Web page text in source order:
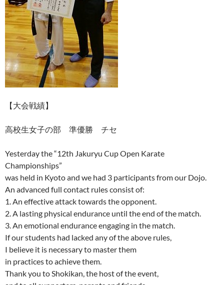
【大会戦績】
高校生女子の部 準優勝 チセ
Yesterday the “12th Jakuryu Cup Open Karate
Championships”
was held in Kyoto and we had 3 participants from our Dojo.
An advanced full contact rules consist of:
1. An effective attack towards the opponent.
2. A lasting physical endurance until the end of the match.
3. An emotional endurance engaging in the match.
If our students had lacked any of the above rules,
I believe it is necessary to master them
in practices to achieve them.
Thank you to Shokikan, the host of the event,